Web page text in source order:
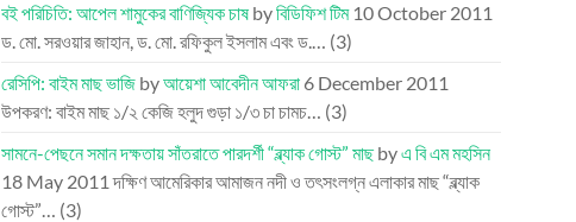
বই পরিচিতি: আপেল শামুকের বাণিজ্যিক চাষbyবিডিফিশ টিম 10 October 2011
ড. মো. সরওয়ার জাহান, ড. মো. রফিকুল ইসলাম এবং ড.… (3)
রেসিপি: বাইম মাছ ভাজি byআয়েশা আবেদীন আফরা 6 December 2011
উপকরণ: বাইম মাছ ১/২ কেজি হলুদ গুড়া ১/৩ চা চামচ… (3)
সামনে-পেছনে সমান দক্ষতায় সাঁতরাতে পারদর্শী “ব্ল্যাক গোস্ট” মাছbyএ বি এম মহসিন
18 May 2011 দক্ষিণ আমেরিকার আমাজন নদী ও তৎসংলগ্ন এলাকার মাছ “ব্ল্যাক
গোস্ট”… (3)